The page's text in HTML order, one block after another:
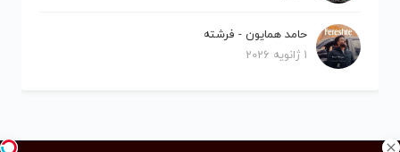
حامد همایون - فرشته
1 ژانویه 2026